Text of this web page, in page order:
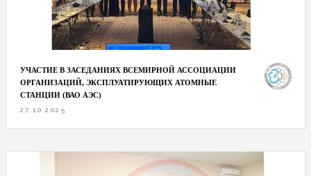
УЧАСТИЕ В ЗАСЕДАНИЯХ ВСЕМИРНОЙ АССОЦИАЦИИ
ОРГАНИЗАЦИЙ, ЭКСПЛУАТИРУЮЩИХ АТОМНЫЕ
СТАНЦИИ (ВАО АЭС)
27.10.2025